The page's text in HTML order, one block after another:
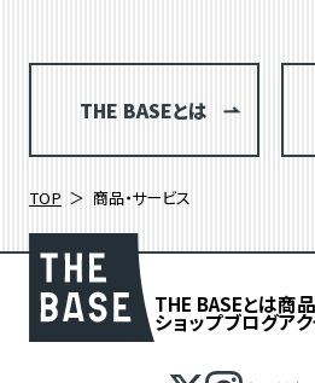
THE BASEとは
TOP 商品・サービス
THE BASEとは商品
ショップブログア